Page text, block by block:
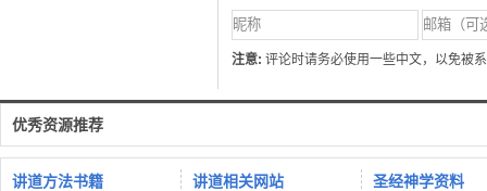
注意: 评论时请务必使用一些中文，以免被
优秀资源推荐
讲道方法书籍 讲道相关网站 圣经神学资料